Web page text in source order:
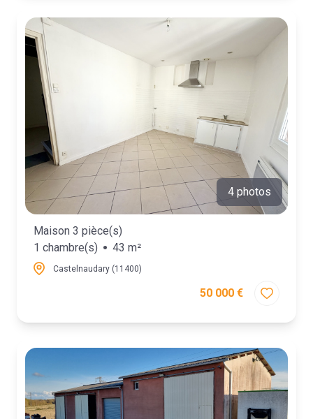
4 photos
Maison 3 pièce(s)
1 chambre(s)
43 m²
Castelnaudary (11400)
50 000 €